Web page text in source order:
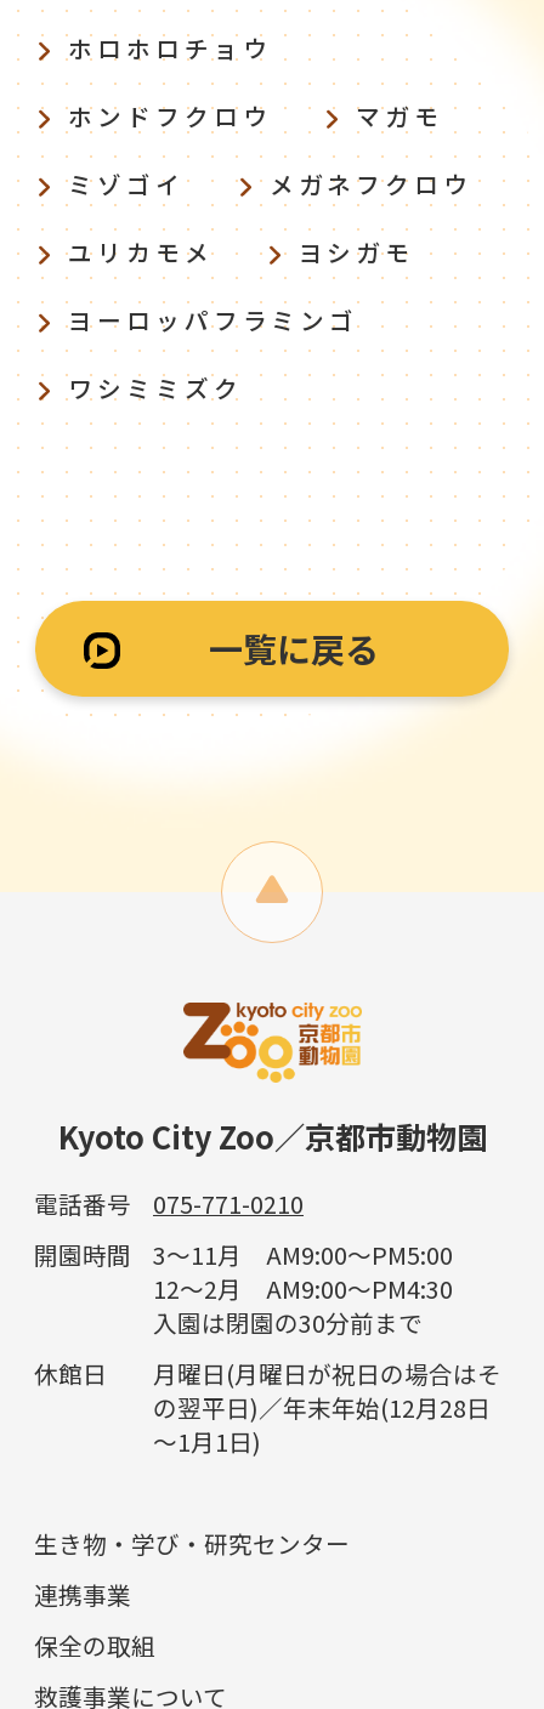
ホロホロチョウ
ホンドフクロウ
マガモ
ミゾゴイ
メガネフクロウ
ユリカモメ
ヨシガモ
ヨーロッパフラミンゴ
ワシミミズク
一覧に戻る
Kyoto City Zoo／京都市動物園
電話番号
075-771-0210
開園時間
3～11月 AM9:00～PM5:00
12～2月 AM9:00～PM4:30
入園は閉園の30分前まで
休館日
月曜日(月曜日が祝日の場合はそ
の翌平日)／年末年始(12月28日
～1月1日)
生き物・学び・研究センター
連携事業
保全の取組
救護事業について